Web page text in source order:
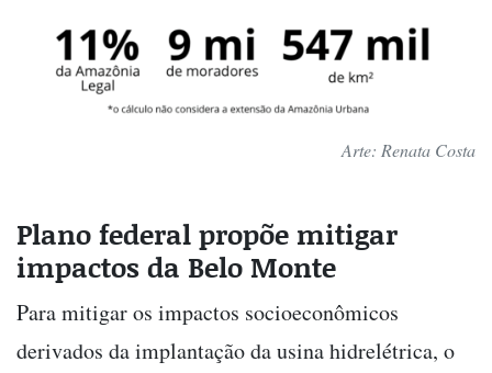
Arte: Renata Costa
Plano federal propõe mitigar
impactos da Belo Monte
Para mitigar os impactos socioeconômicos
derivados da implantação da usina hidrelétrica, o